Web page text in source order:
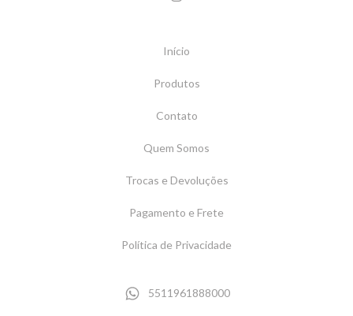
Início
Produtos
Contato
Quem Somos
Trocas e Devoluções
Pagamento e Frete
Política de Privacidade
5511961888000